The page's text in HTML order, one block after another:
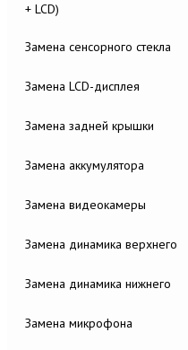
+ LCD)
Замена сенсорного стекла
Замена LCD-дисплея
Замена задней крышки
Замена аккумулятора
Замена видеокамеры
Замена динамика верхнего
Замена динамика нижнего
Замена микрофона